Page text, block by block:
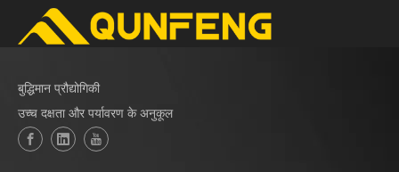
बुद्धिमान प्रौद्योगिकी
उच्च दक्षता और पर्यावरण के अनुकूल